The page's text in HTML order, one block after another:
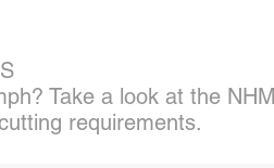
Take a look at the
requirements.